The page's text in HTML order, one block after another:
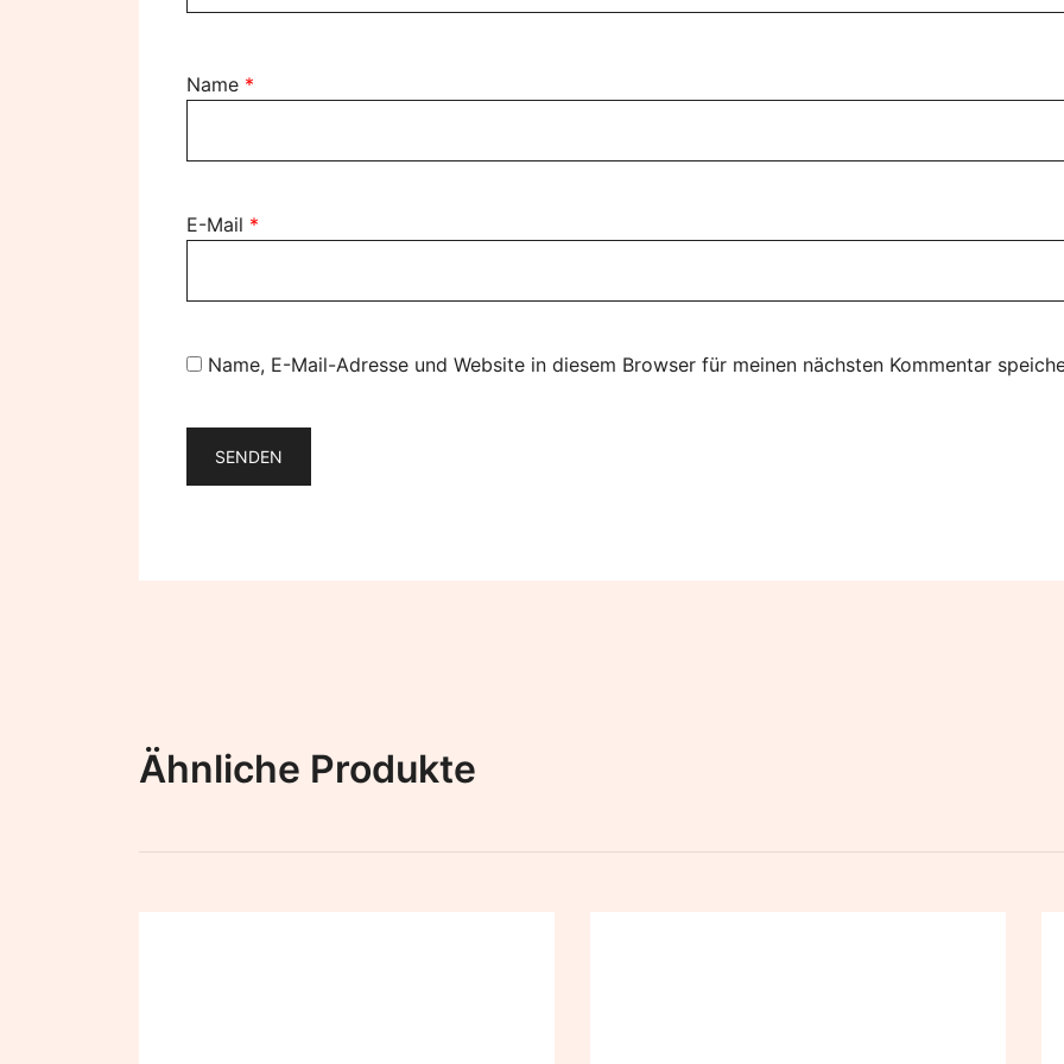
Name *
E-Mail *
Name, E-Mail-Adresse und Website in diesem Browser für meinen nächsten Kommentar
Ähnliche Produkte